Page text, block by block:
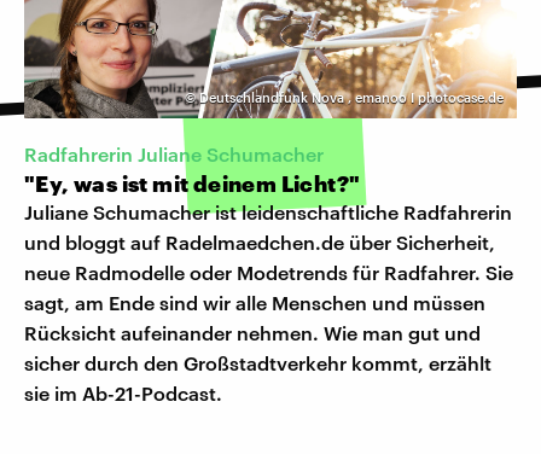
©Deutschlandfunk Nova,emanoo I photocase.de
Radfahrerin Juliane Schumacher
"Ey, was ist mit deinem Licht?"
Juliane Schumacher ist leidenschaftliche Radfahrerin
und bloggt auf Radelmaedchen.de über Sicherheit,
neue Radmodelle oder Modetrends für Radfahrer. Sie
sagt, am Ende sind wir alle Menschen und müssen
Rücksicht aufeinander nehmen. Wie man gut und
sicher durch den Großstadtverkehr kommt, erzählt
sie im Ab-21-Podcast.